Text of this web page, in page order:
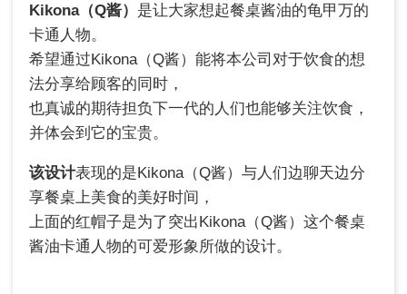
Kikona（Q酱） 是让大家想起餐桌酱油的龟甲万的
卡通人物。
希望通过Kikona（Q酱）能将本公司对于饮食的想
法分享给顾客的同时，
也真诚的期待担负下一代的人们也能够关注饮食，
并体会到它的宝贵。
该设计表现的是Kikona（Q酱）与人们边聊天边分
享餐桌上美食的美好时间，
上面的红帽子是为了突出Kikona（Q酱）这个餐桌
酱油卡通人物的可爱形象所做的设计。